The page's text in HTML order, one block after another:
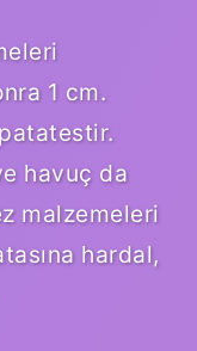
1 cm.
havuç da
malzemeleri
hardal,